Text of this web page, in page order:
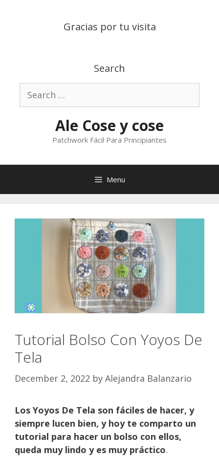
Gracias por tu visita
Search
Search
for:
Ale Cose y cose
Patchwork Fácil Para Principiantes
Menu
Tutorial Bolso Con Yoyos De
Tela
December 2, 2022 by Alejandra Balanzario
Los Yoyos De Tela son fáciles de hacer, y
siempre lucen bien, y hoy te comparto un
tutorial para hacer un bolso con ellos,
queda muy lindo y es muy práctico.